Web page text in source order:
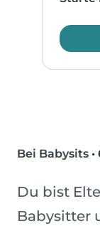
Bei Babysits •
Du bist
Babysitter